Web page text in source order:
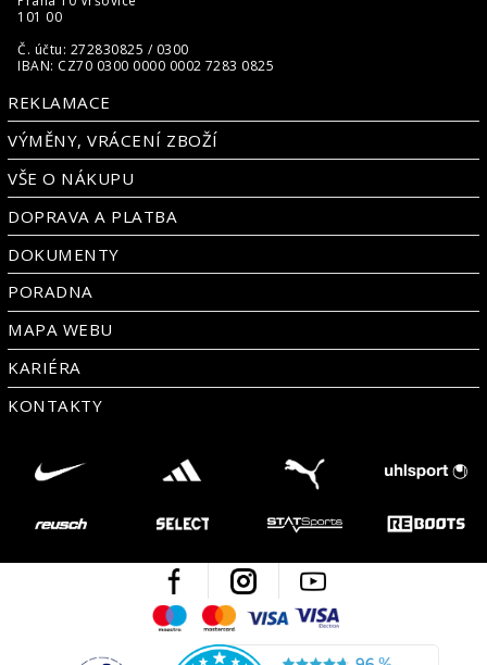
101 00
Č. účtu: 272830825 / 0300
IBAN: CZ70 0300 0000 0002 7283 0825
REKLAMACE
VÝMĚNY, VRÁCENÍ ZBOŽÍ
VŠE O NÁKUPU
DOPRAVA A PLATBA
DOKUMENTY
PORADNA
MAPA WEBU
KARIÉRA
KONTAKTY
Facebook Instagram
MaestroMastercard
Visa
Česká kvalita